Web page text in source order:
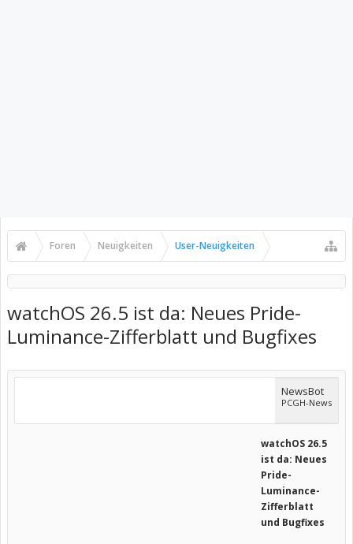
Foren Neuigkeiten User-Neuigkeiten
watchOS 26.5 ist da: Neues Pride-
Luminance-Zifferblatt und Bugfixes
NewsBot
PCGH-News
watchOS 26.5
ist da: Neues
Pride-
Luminance-
Zifferblatt
und Bugfixes